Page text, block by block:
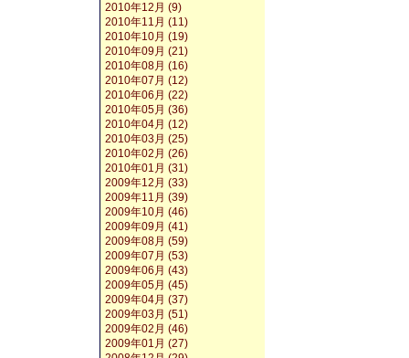
2010年12月 (9)
2010年11月 (11)
2010年10月 (19)
2010年09月 (21)
2010年08月 (16)
2010年07月 (12)
2010年06月 (22)
2010年05月 (36)
2010年04月 (12)
2010年03月 (25)
2010年02月 (26)
2010年01月 (31)
2009年12月 (33)
2009年11月 (39)
2009年10月 (46)
2009年09月 (41)
2009年08月 (59)
2009年07月 (53)
2009年06月 (43)
2009年05月 (45)
2009年04月 (37)
2009年03月 (51)
2009年02月 (46)
2009年01月 (27)